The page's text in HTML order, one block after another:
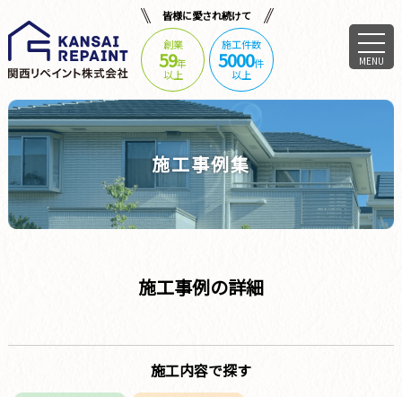
皆様に愛され続けて
創業
59年
以上
施工件数
5000件
以上
MENU
施工事例集
施工事例の詳細
施工内容で探す